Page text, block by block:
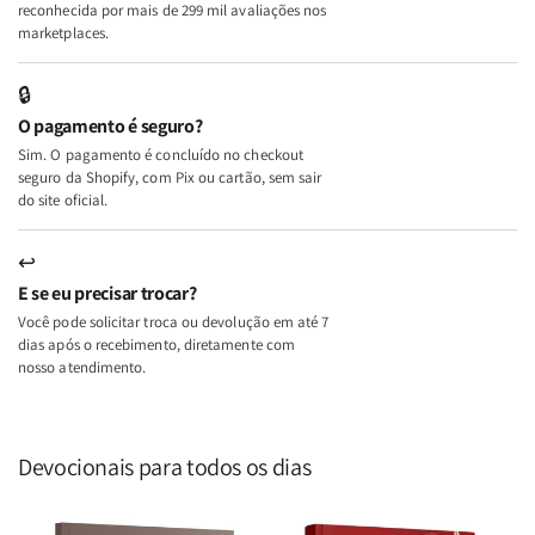
Mulher
Lar
Lar
reconhecida por mais de 299 mil avaliações nos
marketplaces.
🔒
O pagamento é seguro?
Sim. O pagamento é concluído no checkout
seguro da Shopify, com Pix ou cartão, sem sair
do site oficial.
↩
E se eu precisar trocar?
Você pode solicitar troca ou devolução em até 7
dias após o recebimento, diretamente com
nosso atendimento.
Devocionais para todos os dias